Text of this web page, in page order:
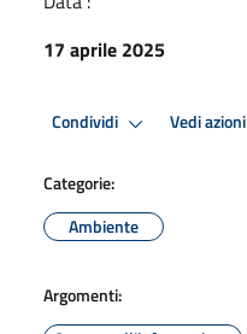
17 aprile 2025
Condividi Vedi azioni
Categorie:
Ambiente
Argomenti: